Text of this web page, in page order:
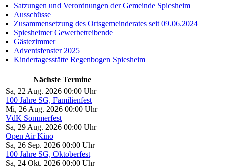
Satzungen und Verordnungen der Gemeinde Spiesheim
Ausschüsse
Zusammensetzung des Ortsgemeinderates seit 09.06.2024
Spiesheimer Gewerbetreibende
Gästezimmer
Adventsfenster 2025
Kindertagesstätte Regenbogen Spiesheim
Nächste Termine
Sa, 22 Aug. 2026 00:00 Uhr
100 Jahre SG, Familienfest
Mi, 26 Aug. 2026 00:00 Uhr
VdK Sommerfest
Sa, 29 Aug. 2026 00:00 Uhr
Open Air Kino
Sa, 26 Sep. 2026 00:00 Uhr
100 Jahre SG, Oktoberfest
Sa, 24 Okt. 2026 00:00 Uhr